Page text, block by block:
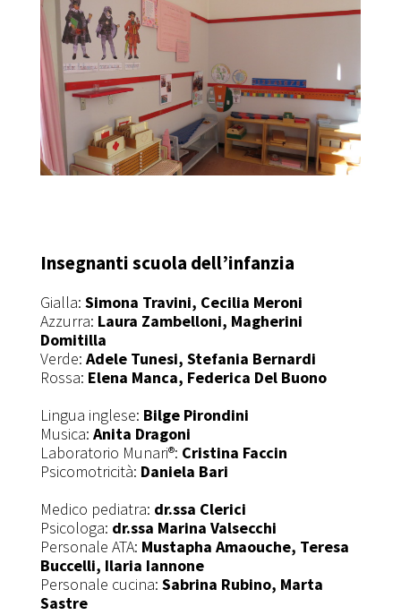
Insegnanti scuola dell’infanzia
Gialla: Simona Travini, Cecilia Meroni
Azzurra: Laura Zambelloni, Magherini
Domitilla
Verde: Adele Tunesi, Stefania Bernardi
Rossa: Elena Manca, Federica Del Buono
Lingua inglese: Bilge Pirondini
Musica: Anita Dragoni
Laboratorio Munari®: Cristina Faccin
Psicomotricità: Daniela Bari
Medico pediatra: dr.ssa Clerici
Psicologa: dr.ssa Marina Valsecchi
Personale ATA: Mustapha Amaouche, Teresa
Buccelli, Ilaria Iannone
Personale cucina: Sabrina Rubino, Marta
Sastre